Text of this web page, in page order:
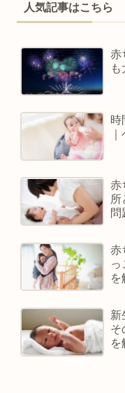
人気記事はこちら
赤
時
赤
所
問
赤
っ
を
新
そ
を